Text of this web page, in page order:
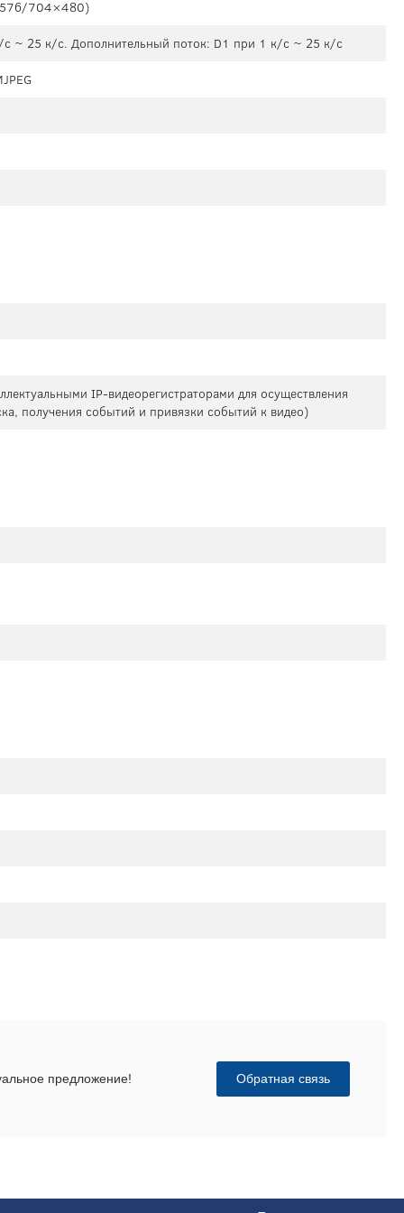
704×480)
~ 25 к/с. Дополнительный поток: D1 при 1 к/с ~ 25 к/с
IP-видеорегистраторами для осуществления
получения событий и привязки событий к видео)
предложение! Обратная связь